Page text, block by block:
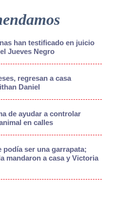
han testificado en juicio
Jueves Negro
regresan a casa
Daniel
de ayudar a controlar
en calles
podía ser una garrapata;
mandaron a casa y Victoria